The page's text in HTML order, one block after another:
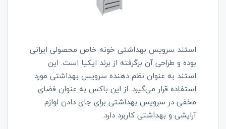
استند سرویس بهداشتی خونه خاص محصولی ایرانی
بوده و طراحی آن برگرفته از برند ایکیا است. این
استند به عنوان نظم دهنده سرویس بهداشتی مورد
استفاده قرار می‌گیرد. از این باکس به عنوان فضای
مخفی در سرویس بهداشتی برای جای دادن لوازم
آرایشی و بهداشتی کاربرد دارد.